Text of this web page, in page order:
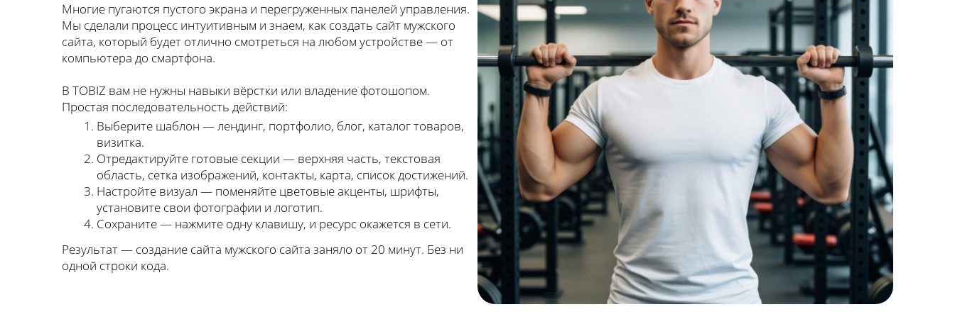
Многие пугаются пустого экрана и перегруженных панелей управления.
Мы сделали процесс интуитивным и знаем, как создать сайт мужского
сайта, который будет отлично смотреться на любом устройстве — от
компьютера до смартфона.
В TOBIZ вам не нужны навыки вёрстки или владение фотошопом.
Простая последовательность действий:
Выберите шаблон — лендинг, портфолио, блог, каталог товаров,
визитка.
Отредактируйте готовые секции — верхняя часть, текстовая
область, сетка изображений, контакты, карта, список достижений.
Настройте визуал — поменяйте цветовые акценты, шрифты,
установите свои фотографии и логотип.
Сохраните — нажмите одну клавишу, и ресурс окажется в сети.
Результат — создание сайта мужского сайта заняло от 20 минут. Без ни
одной строки кода.